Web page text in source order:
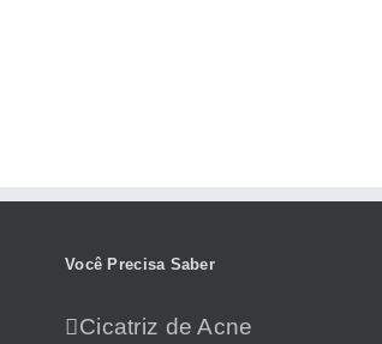
Você Precisa Saber
Cicatriz de Acne